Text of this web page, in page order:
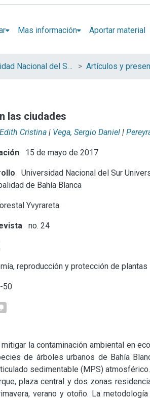
Mas información Aportar material
Universidad Nacional del Sur (UNS)
las ciudades
Cristina | Vega, Sergio Daniel |
15 de mayo de 2017
Universidad Nacional del Sur
de Bahía Blanca
Yvyrareta
no. 24
reproducción y protección de plantas
50
la contaminación ambiental en
de árboles urbanos de Bahía
sedimentable (MPS) atmosférico.
plaza central y dos zonas
verano y otoño. La metodología